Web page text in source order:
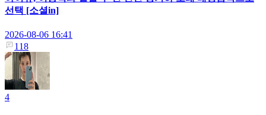
선택 [소셜in]
2026-08-06 16:41
118
4